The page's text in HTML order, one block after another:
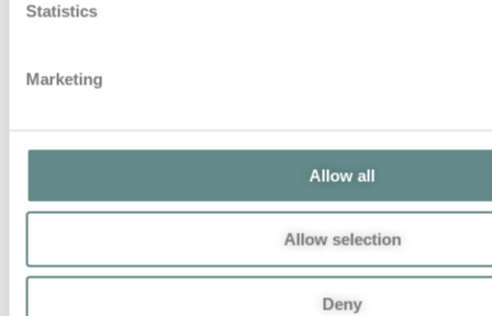
Statistics
Marketing
Allow all
Allow selection
Deny
Consulting e.U. bezogenen
Eigentum von personal b.a.s.e.
gehen aus dem Angebot bzw.
der jeweiligen Rechnung hervor.
angefangenem Tag für
Besprechungen, Analysen,